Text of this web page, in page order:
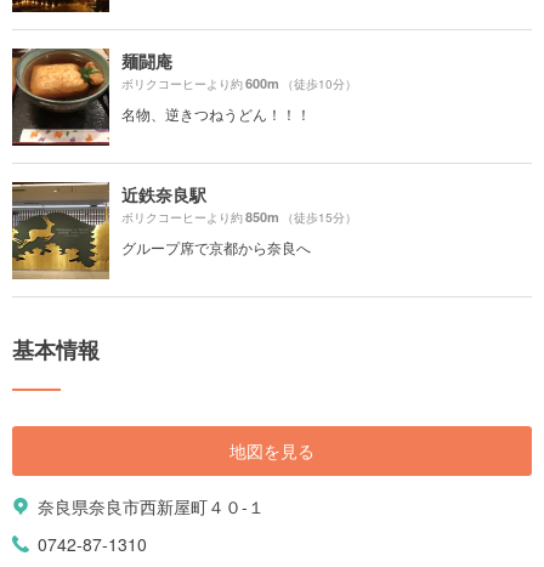
麺闘庵
ボリクコーヒーより約600m （徒歩10分）
名物、逆きつねうどん！！！
近鉄奈良駅
ボリクコーヒーより約850m （徒歩15分）
グループ席で京都から奈良へ
基本情報
地図を見る
奈良県奈良市西新屋町４０-１
0742-87-1310